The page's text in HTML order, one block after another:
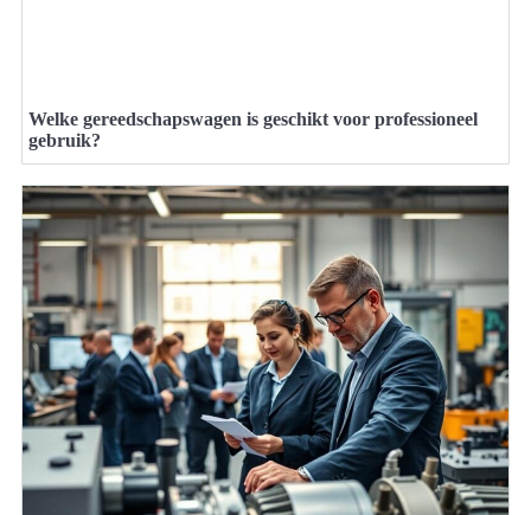
Welke gereedschapswagen is geschikt voor professioneel
gebruik?